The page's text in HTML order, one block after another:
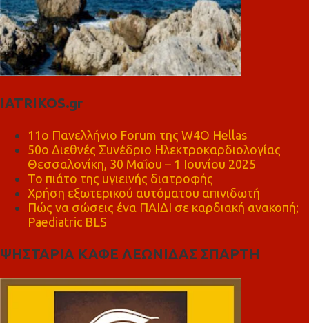
IATRIKOS.gr
11ο Πανελλήνιο Forum της W4O Hellas
50ο Διεθνές Συνέδριο Ηλεκτροκαρδιολογίας
Θεσσαλονίκη, 30 Μαΐου – 1 Ιουνίου 2025
Το πιάτο της υγιεινής διατροφής
Χρήση εξωτερικού αυτόματου απινιδωτή
Πώς να σώσεις ένα ΠΑΙΔΙ σε καρδιακή ανακοπή;
Paediatric BLS
ΨΗΣΤΑΡΙΑ ΚΑΦΕ ΛΕΩΝΙΔΑΣ ΣΠΑΡΤΗ